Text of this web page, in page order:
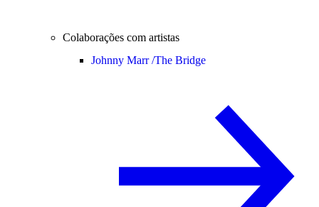
Colaborações com artistas
Johnny Marr /The Bridge